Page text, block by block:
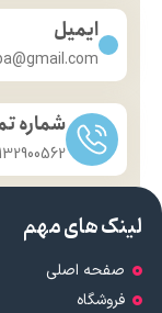
ایمیل
شماره
لینک های مهم
صفحه اصلی
فروشگاه